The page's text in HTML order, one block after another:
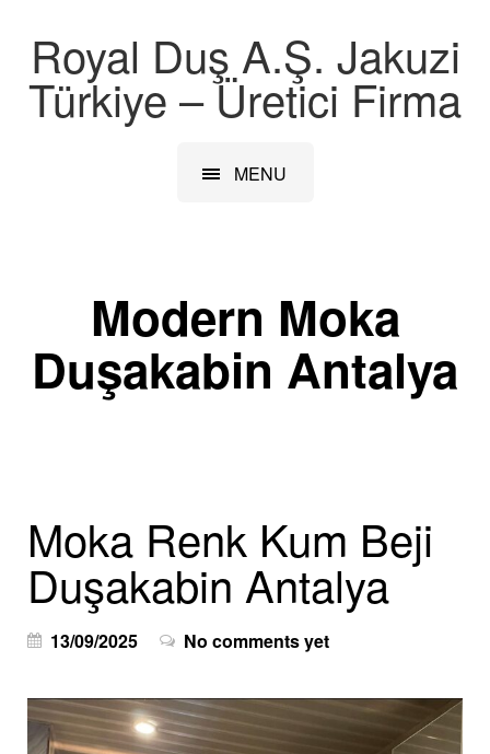
Royal Duş A.Ş. Jakuzi
Türkiye – Üretici Firma
MENU
Modern Moka
Duşakabin Antalya
Moka Renk Kum Beji
Duşakabin Antalya
13/09/2025 No comments yet